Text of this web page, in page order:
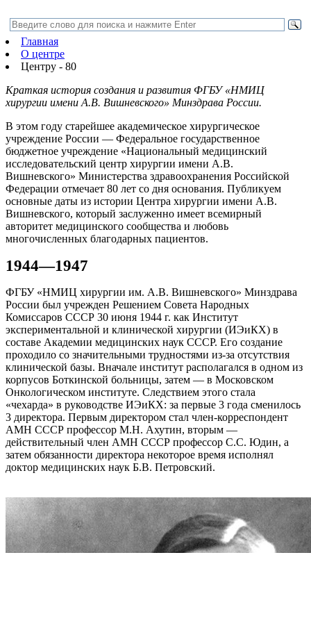
Главная
О центре
Центру - 80
Краткая история создания и развития ФГБУ «НМИЦ
хирургии имени А.В. Вишневского» Минздрава России.
В этом году старейшее академическое хирургическое
учреждение России — Федеральное государственное
бюджетное учреждение «Национальный медицинский
исследовательский центр хирургии имени А.В.
Вишневского» Министерства здравоохранения Российской
Федерации отмечает 80 лет со дня основания. Публикуем
основные даты из истории Центра хирургии имени А.В.
Вишневского, который заслуженно имеет всемирный
авторитет медицинского сообщества и любовь
многочисленных благодарных пациентов.
1944—1947
ФГБУ «НМИЦ хирургии им. А.В. Вишневского» Минздрава
России был учрежден Решением Совета Народных
Комиссаров СССР 30 июня 1944 г. как Институт
экспериментальной и клинической хирургии (ИЭиКХ) в
составе Академии медицинских наук СССР. Его создание
проходило со значительными трудностями из-за отсутствия
клинической базы. Вначале институт располагался в одном из
корпусов Боткинской больницы, затем — в Московском
Онкологическом институте. Следствием этого стала
«чехарда» в руководстве ИЭиКХ: за первые 3 года сменилось
3 директора. Первым директором стал член-корреспондент
АМН СССР профессор М.Н. Ахутин, вторым —
действительный член АМН СССР профессор С.С. Юдин, а
затем обязанности директора некоторое время исполнял
доктор медицинских наук Б.В. Петровский.